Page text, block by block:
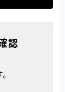
認